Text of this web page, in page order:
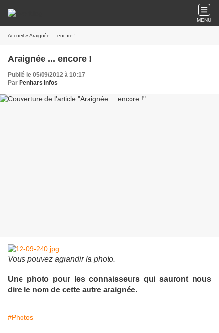
MENU
Accueil » Araignée ... encore !
Araignée ... encore !
Publié le 05/09/2012 à 10:17
Par Penhars infos
Vous pouvez agrandir la photo.
Une photo pour les connaisseurs qui sauront nous
dire le nom de cette autre araignée.
#Photos